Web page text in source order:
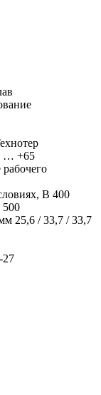
… +65
В 400
500
25,6 / 33,7 / 33,7
27